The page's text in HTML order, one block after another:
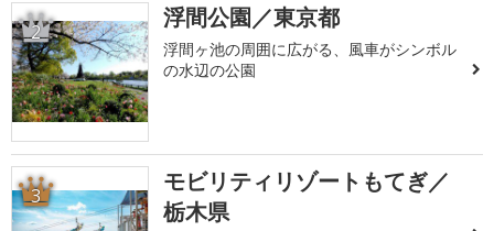
2 浮間公園／東京都
浮間ヶ池の周囲に広がる、風車がシンボル
の水辺の公園
3
モビリティリゾートもてぎ／
栃木県